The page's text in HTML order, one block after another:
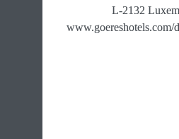
L-2132
www.goereshotels.com/